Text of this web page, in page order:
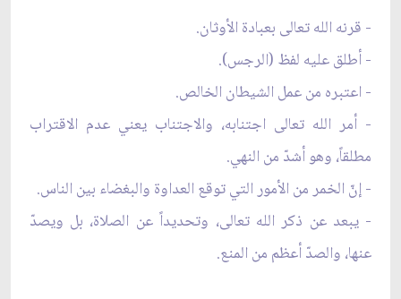
- قرنه الله تعالى بعبادة الأوثان.
- أطلق عليه لفظ (الرجس).
- اعتبره من عمل الشيطان الخالص.
- أمر الله تعالى اجتنابه، والاجتناب يعني عدم الاقتراب
مطلقاً، وهو أشدّ من النهي.
- إنّ الخمر من الأمور التي توقع العداوة والبغضاء بين الناس.
- يبعد عن ذكر الله تعالى، وتحديداً عن الصلاة، بل ويصدّ
عنها، والصدّ أعظم من المنع.